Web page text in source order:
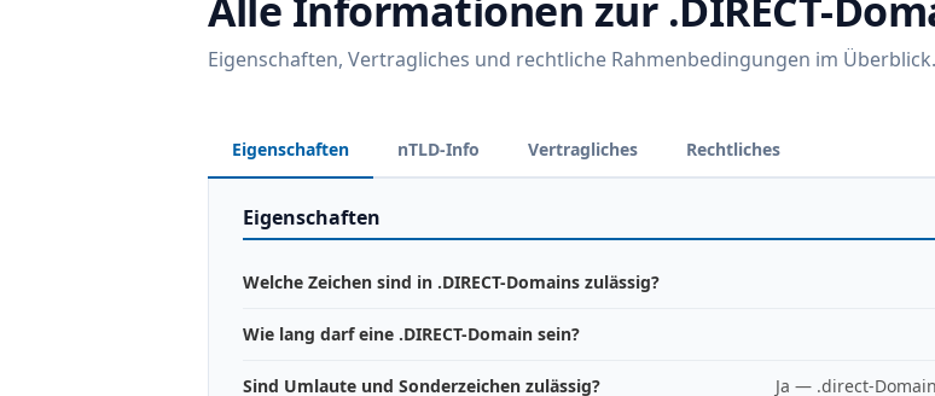
Eigenschaften, Vertragliches und rechtliche Rahmenbedingungen im Überblick.
Eigenschaften nTLD-Info Vertragliches Rechtliches
Eigenschaften
Welche Zeichen sind in .DIRECT-Domains zulässig?
Wie lang darf eine .DIRECT-Domain sein?
Sind Umlaute und Sonderzeichen zulässig? Ja — .direct-